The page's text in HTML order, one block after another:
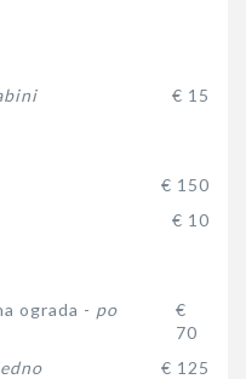
€ 15
€ 150
€ 10
ograda - po
€
70
€ 125